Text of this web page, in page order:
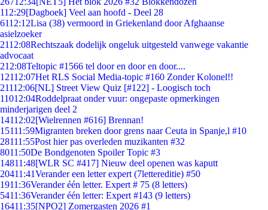
112:29[Dagboek] Veel aan hoofd - Deel 28
6112:12Lisa (38) vermoord in Griekenland door Afghaanse
asielzoeker
2112:08Rechtszaak dodelijk ongeluk uitgesteld vanwege vakantie
advocaat
212:08Teltopic #1566 tel door en door en door....
12112:07Het RLS Social Media-topic #160 Zonder Kolonel!!
21112:06[NL] Street View Quiz [#122] - Loogisch toch
11012:04Roddelpraat onder vuur: ongepaste opmerkingen
minderjarigen deel 2
14112:02[Wielrennen #616] Brennan!
15111:59Migranten breken door grens naar Ceuta in Spanje,l #10
28111:55Post hier pas overleden muzikanten #32
8011:50De Bondgenoten Spoiler Topic #3
14811:48[WLR SC #417] Nieuw deel openen was kaputt
20411:41Verander een letter expert (7lettereditie) #50
1911:36Verander één letter. Expert # 75 (8 letters)
5411:36Verander één letter: Expert #143 (9 letters)
16411:35[NPO2] Zomergasten 2026 #1